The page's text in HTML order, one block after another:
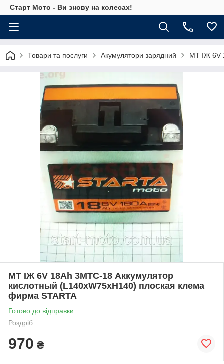
Старт Мото - Ви знову на колесах!
Товари та послуги Акумулятори зарядний МТ ІЖ 6V
МТ ІЖ 6V 18Ah 3MTC-18 Аккумулятор
кислотный (L140xW75xH140) плоская клема
фирма STARTA
Готово до відправки
Роздріб
970 ₴